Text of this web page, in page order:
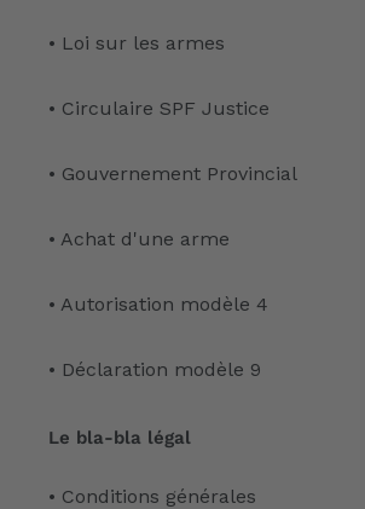
• Loi sur les armes
• Circulaire SPF Justice
• Gouvernement Provincial
• Achat d'une arme
• Autorisation modèle 4
• Déclaration modèle 9
Le bla-bla légal
• Conditions générales